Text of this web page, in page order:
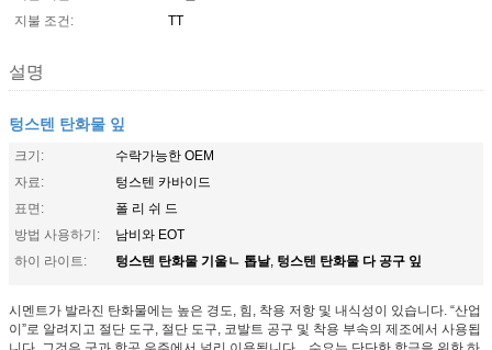
지불 조건:
TT
설명
텅스텐 탄화물 잎
크기:
수락가능한 OEM
자료:
텅스텐 카바이드
표면:
폴 리 쉬 드
방법 사용하기:
남비와 EOT
하이 라이트:
텅스텐 탄화물 기울ㄴ 톱날, 텅스텐 탄화물 다 공구 잎
시멘트가 발라진 탄화물에는 높은 경도, 힘, 착용 저항 및 내식성이 있습니다. “산업
이”로 알려지고 절단 도구, 절단 도구, 코발트 공구 및 착용 부속의 제조에서 사용됩